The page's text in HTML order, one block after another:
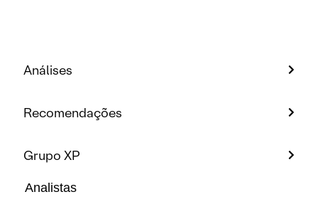
Análises
Recomendações
Grupo XP
Analistas